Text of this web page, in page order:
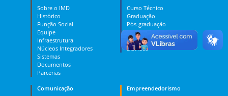
Sobre o IMD
Histórico
Função Social
Equipe
Infraestrutura
Núcleos Integradores
Sistemas
Documentos
Parcerias
Curso Técnico
Graduação
Pós-graduação
PES
MOOC
Dúvidas
Comunicação
Empreendedorismo